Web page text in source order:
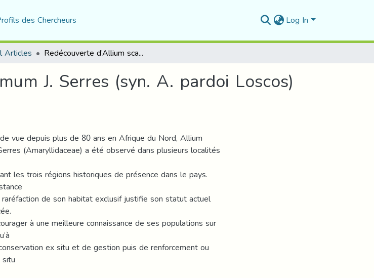
des Chercheurs Log In
Articles Redécouverte d’Allium scaberrimum J. Serres (syn. A. pardoi Loscos) en Afrique du Nord (Algérie)
J. Serres (syn. A. pardoi Loscos)
vue depuis plus de 80 ans en Afrique du Nord, Allium
(Amaryllidaceae) a été observé dans plusieurs localités
les trois régions historiques de présence dans le pays.
de son habitat exclusif justifie son statut actuel
à une meilleure connaissance de ses populations sur
ex situ et de gestion puis de renforcement ou